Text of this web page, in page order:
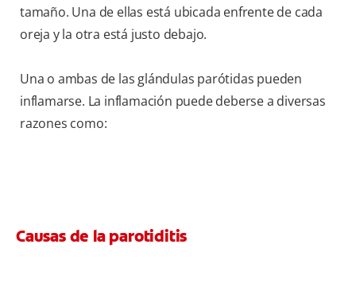
tamaño. Una de ellas está ubicada enfrente de cada
oreja y la otra está justo debajo.
Una o ambas de las glándulas parótidas pueden
inflamarse. La inflamación puede deberse a diversas
razones como:
Causas de la parotiditis